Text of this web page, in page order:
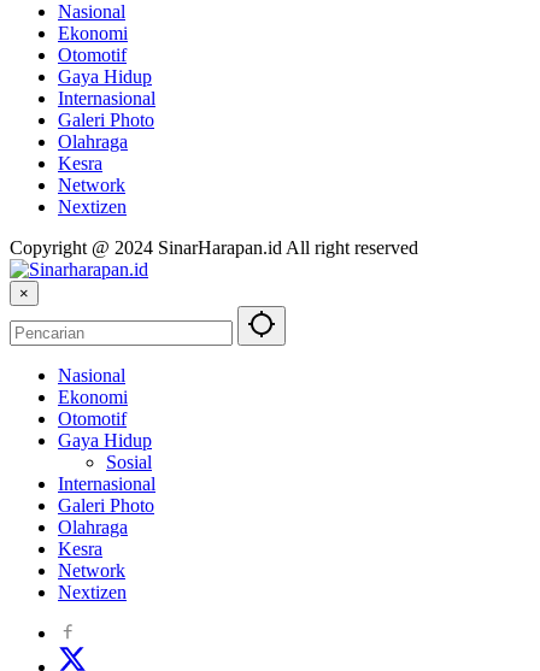
Nasional
Ekonomi
Otomotif
Gaya Hidup
Internasional
Galeri Photo
Olahraga
Kesra
Network
Nextizen
Copyright @ 2024 SinarHarapan.id All right reserved
×
Nasional
Ekonomi
Otomotif
Gaya Hidup
Sosial
Internasional
Galeri Photo
Olahraga
Kesra
Network
Nextizen